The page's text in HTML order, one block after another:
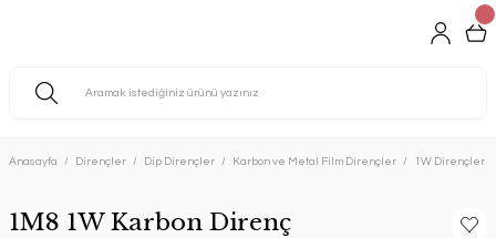
Anasayfa Dirençler Dip Dirençler Karbon ve Metal Film Dirençler 1W Dirençler
1M8 1W Karbon Direnç